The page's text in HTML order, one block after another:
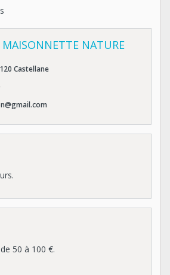
MAISONNETTE NATURE
Castellane
50 à 100 €.